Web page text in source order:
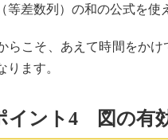
等差数列）の和の公式を使
らこそ、あえて時間をか
ります。
イント4 図の有